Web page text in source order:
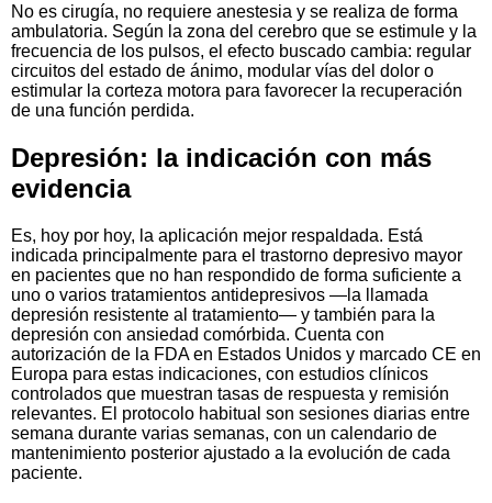
No es cirugía, no requiere anestesia y se realiza de forma
ambulatoria. Según la zona del cerebro que se estimule y la
frecuencia de los pulsos, el efecto buscado cambia: regular
circuitos del estado de ánimo, modular vías del dolor o
estimular la corteza motora para favorecer la recuperación
de una función perdida.
Depresión: la indicación con más
evidencia
Es, hoy por hoy, la aplicación mejor respaldada. Está
indicada principalmente para el trastorno depresivo mayor
en pacientes que no han respondido de forma suficiente a
uno o varios tratamientos antidepresivos —la llamada
depresión resistente al tratamiento— y también para la
depresión con ansiedad comórbida. Cuenta con
autorización de la FDA en Estados Unidos y marcado CE en
Europa para estas indicaciones, con estudios clínicos
controlados que muestran tasas de respuesta y remisión
relevantes. El protocolo habitual son sesiones diarias entre
semana durante varias semanas, con un calendario de
mantenimiento posterior ajustado a la evolución de cada
paciente.